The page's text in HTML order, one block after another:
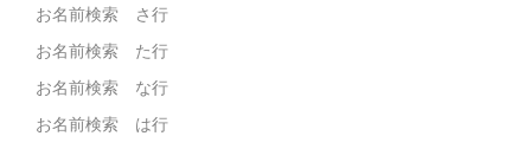
お名前検索 さ行
お名前検索 た行
お名前検索 な行
お名前検索 は行